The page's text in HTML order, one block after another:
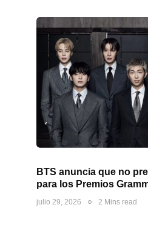
BTS anuncia que no
para los Premios
julio 29, 2026 2 Mins read